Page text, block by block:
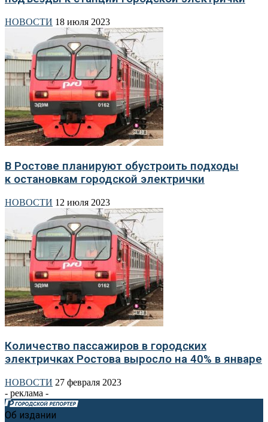
НОВОСТИ 18 июля 2023
В Ростове планируют обустроить подходы
к остановкам городской электрички
НОВОСТИ 12 июля 2023
Количество пассажиров в городских
электричках Ростова выросло на 40% в январе
НОВОСТИ 27 февраля 2023
- реклама -
Об издании